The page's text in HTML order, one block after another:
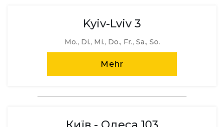
Kyiv-Lviv 3
Mo., Di., Mi., Do., Fr., Sa., So.
Mehr